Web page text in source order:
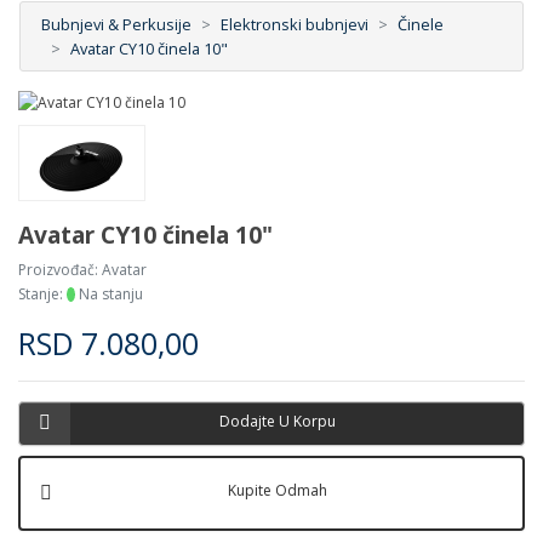
Bubnjevi & Perkusije Elektronski bubnjevi
Činele
Avatar CY10 činela 10"
Avatar CY10 činela 10"
Proizvođač: Avatar
Stanje:
Na stanju
RSD 7.080,00
Dodajte U Korpu
Kupite Odmah